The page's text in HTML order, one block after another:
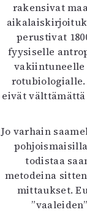
rakensivat
perustivat
fyysiselle
eivät
Jo varhain
todistaa
metodeina
mittaukset.